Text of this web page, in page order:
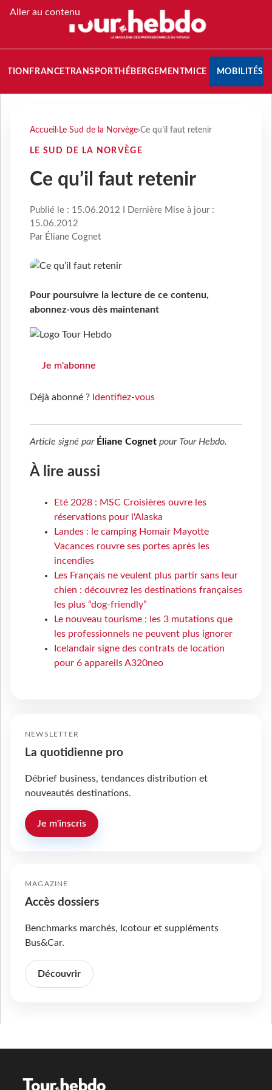
Aller au contenu
FRANCETRANSPORT HÉBERGEMENTMICE MOBILITÉS
Accueil › Le Sud de la Norvège›Ce qu’il faut retenir
LE SUD DE LA NORVÈGE
Ce qu’il faut retenir
Publié le : 15.06.2012 I Dernière Mise à jour :
15.06.2012
Par Éliane Cognet
Pour poursuivre la lecture de ce contenu,
abonnez-vous dès maintenant
Je m'abonne
Déjà abonné ? Identifiez-vous
Article signé par Éliane Cognet pour Tour Hebdo.
À lire aussi
Eté 2028 : MSC Croisières ouvre les
réservations pour l'Alaska
Landes : le camping Homair Mayotte
Vacances rouvre ses portes après les
incendies
Les Français ne veulent plus partir sans leur
chien : découvrez les destinations françaises
les plus “dog-friendly”
Le nouveau tourisme : les 3 mutations que
les professionnels ne peuvent plus ignorer
Icelandair signe des contrats de location
pour 6 appareils A320neo
NEWSLETTER
La quotidienne pro
Débrief business, tendances distribution et
nouveautés destinations.
Je m'inscris
MAGAZINE
Accès dossiers
Benchmarks marchés, Icotour et suppléments
Bus&Car.
Découvrir